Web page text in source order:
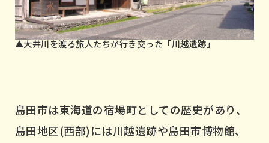
▲大井川を渡る旅人たちが行き交った「川越遺跡」
島田市は東海道の宿場町としての歴史があり、
島田地区(西部)には川越遺跡や島田市博物館、